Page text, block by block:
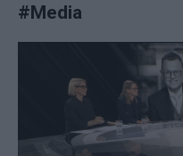
#Media